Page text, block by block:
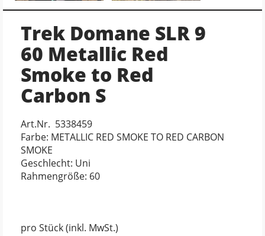
Trek Domane SLR 9
60 Metallic Red
Smoke to Red
Carbon S
Art.Nr. 5338459
Farbe: METALLIC RED SMOKE TO RED CARBON
SMOKE
Geschlecht: Uni
Rahmengröße: 60
pro Stück (inkl. MwSt.)